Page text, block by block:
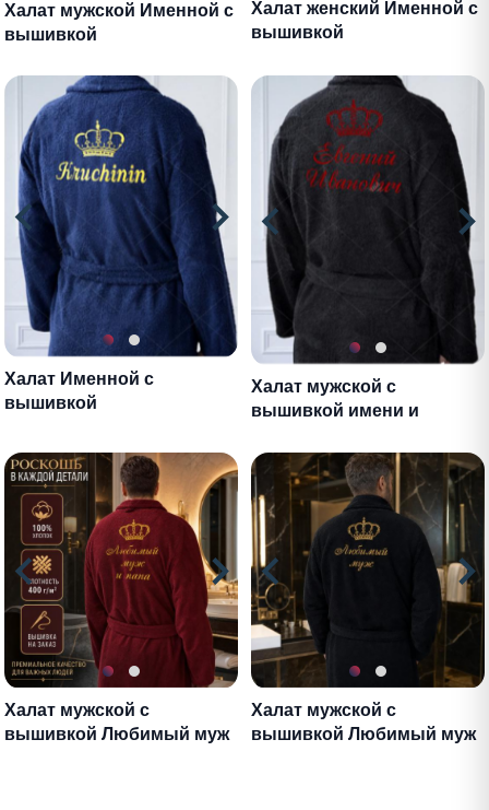
Халат мужской Именной с
вышивкой
Халат женский Именной с
вышивкой
Халат Именной с
вышивкой
Халат мужской с
вышивкой имени и
Халат мужской с
вышивкой Любимый муж
Халат мужской с
вышивкой Любимый муж